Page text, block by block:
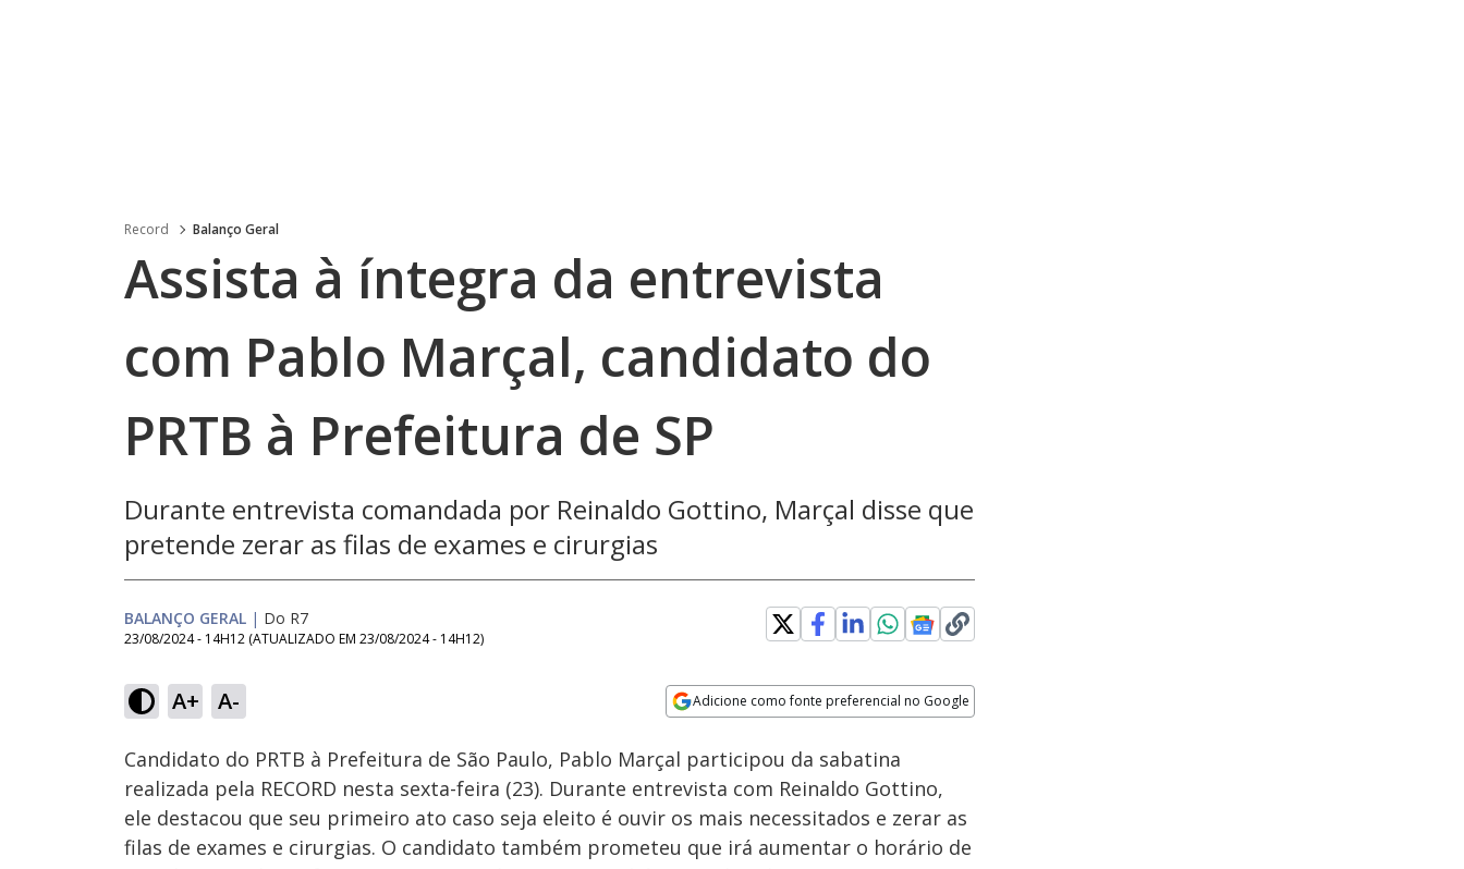
Record Balanço Geral
Assista à íntegra da entrevista
com Pablo Marçal, candidato do
PRTB à Prefeitura de SP
Durante entrevista comandada por Reinaldo Gottino, Marçal disse que
pretende zerar as filas de exames e cirurgias
BALANÇO GERAL | Do R7
23/08/2024 - 14H12 (ATUALIZADO EM 23/08/2024 - 14H12)
A+ A- Adicione como fonte preferencial no Google
Ativar
Som
3.55%
Velocidade
Candidato do PRTB à Prefeitura de São Paulo, Pablo Marçal participou da sabatina
realizada pela RECORD nesta sexta-feira (23). Durante entrevista com Reinaldo Gottino,
ele destacou que seu primeiro ato caso seja eleito é ouvir os mais necessitados e zerar as
filas de exames e cirurgias. O candidato também prometeu que irá aumentar o horário de